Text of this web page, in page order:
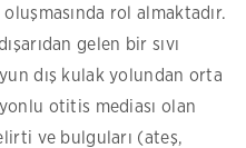
oluşmasında rol almaktadır.
gelen bir sıvı
dış kulak yolundan orta
otitis mediası olan
ve bulguları (ateş,